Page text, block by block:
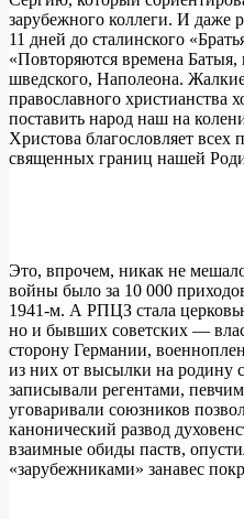
зарубежного коллеги. И даже
11 дней до сталинского
«Повторяются времена
шведского, Наполеона.
православного христианства
поставить народ наш на
Христова благословляет всех
священных границ нашей
Это, впрочем, никак не
войны было за 10 000
1941-м. А РПЦЗ стала
но и бывших советских —
сторону Германии,
из них от высылки на
записывали регентами,
уговаривали союзников
канонический развод
взаимные обиды паств,
«зарубежниками» занавес